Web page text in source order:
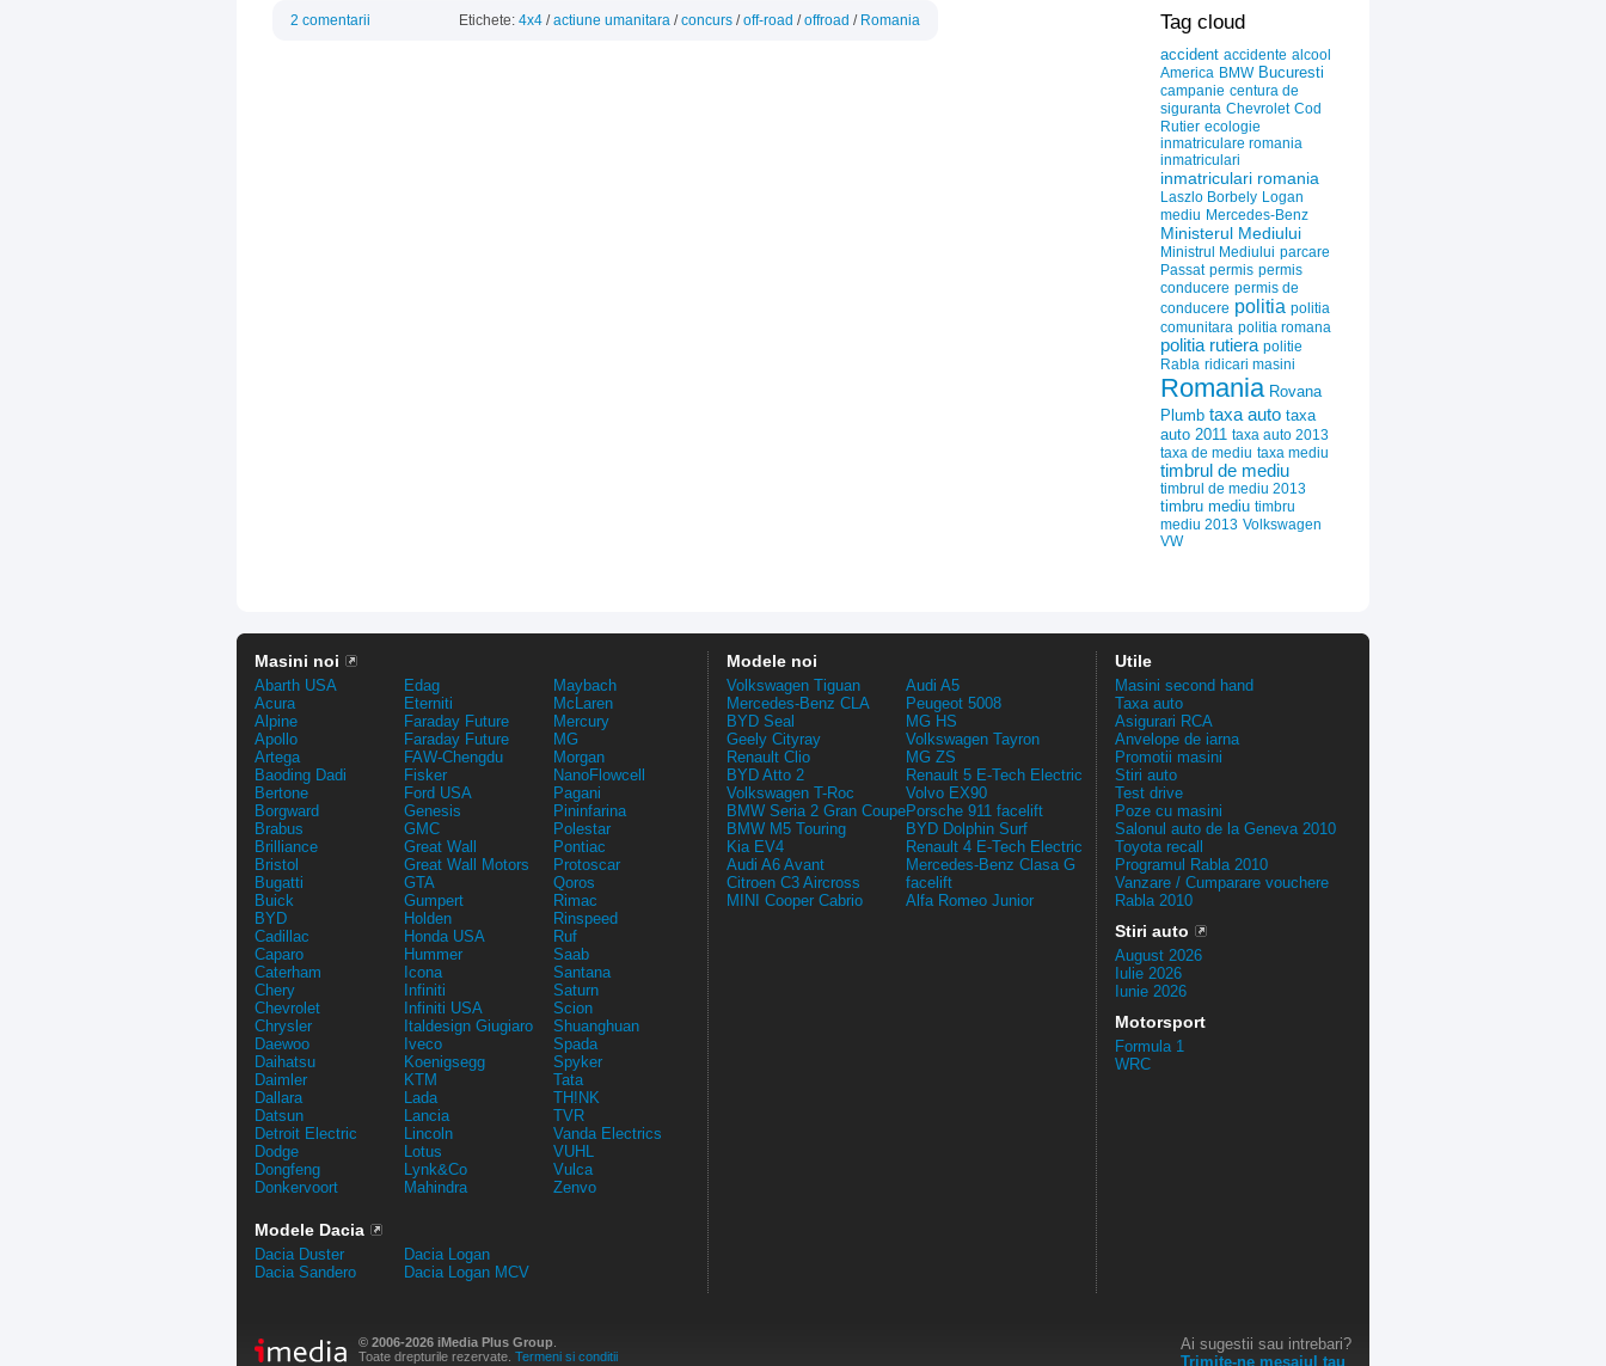
2 comentarii Etichete: 4x4 /actiune umanitara /concurs /off-road /offroad / Romania Tag cloud
accident accidente alcool
America BMW Bucuresti
campanie centura de
siguranta Chevrolet Cod
Rutier ecologie
inmatriculare romania
inmatriculari
inmatriculari romania
Laszlo Borbely Logan
mediu Mercedes-Benz
Ministerul Mediului
Ministrul Mediului parcare
Passat permis permis
conducere permis de
conducere politia politia
comunitara politia romana
politia rutiera politie
Rabla ridicari masini
Romania Rovana
Plumb taxa auto taxa
auto 2011 taxa auto 2013
taxa de mediu taxa mediu
timbrul de mediu
timbrul de mediu 2013
timbru mediu timbru
mediu 2013 Volkswagen
VW
Masini noi
Abarth USA
Acura
Alpine
Apollo
Artega
Baoding Dadi
Bertone
Borgward
Brabus
Brilliance
Bristol
Bugatti
Buick
BYD
Cadillac
Caparo
Caterham
Chery
Chevrolet
Chrysler
Daewoo
Daihatsu
Daimler
Dallara
Datsun
Detroit Electric
Dodge
Dongfeng
Donkervoort
Edag
Eterniti
Faraday Future
Faraday Future
FAW-Chengdu
Fisker
Ford USA
Genesis
GMC
Great Wall
Great Wall Motors
GTA
Gumpert
Holden
Honda USA
Hummer
Icona
Infiniti
Infiniti USA
Italdesign Giugiaro
Iveco
Koenigsegg
KTM
Lada
Lancia
Lincoln
Lotus
Lynk&Co
Mahindra
Maybach
McLaren
Mercury
MG
Morgan
NanoFlowcell
Pagani
Pininfarina
Polestar
Pontiac
Protoscar
Qoros
Rimac
Rinspeed
Ruf
Saab
Santana
Saturn
Scion
Shuanghuan
Spada
Spyker
Tata
TH!NK
TVR
Vanda Electrics
VUHL
Vulca
Zenvo
Modele Dacia
Dacia Duster
Dacia Sandero
Dacia Logan
Dacia Logan MCV
Modele noi
Volkswagen Tiguan
Mercedes-Benz CLA
BYD Seal
Geely Cityray
Renault Clio
BYD Atto 2
Volkswagen T-Roc
BMW Seria 2 Gran Coupe
BMW M5 Touring
Kia EV4
Audi A6 Avant
Citroen C3 Aircross
MINI Cooper Cabrio
Audi A5
Peugeot 5008
MG HS
Volkswagen Tayron
MG ZS
Renault 5 E-Tech Electric
Volvo EX90
Porsche 911 facelift
BYD Dolphin Surf
Renault 4 E-Tech Electric
Mercedes-Benz Clasa G
facelift
Alfa Romeo Junior
Utile
Masini second hand
Taxa auto
Asigurari RCA
Anvelope de iarna
Promotii masini
Stiri auto
Test drive
Poze cu masini
Salonul auto de la Geneva 2010
Toyota recall
Programul Rabla 2010
Vanzare / Cumparare vouchere
Rabla 2010
Stiri auto
August 2026
Iulie 2026
Iunie 2026
Motorsport
Formula 1
WRC
© 2006-2026 iMedia Plus Group
Toate drepturile rezervate. Termeni si conditii
Ai sugestii sau intrebari?
Trimite-ne mesajul tau